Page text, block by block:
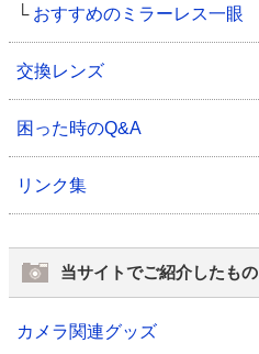
└ おすすめのミラーレス一眼
交換レンズ
困った時のQ&A
リンク集
当サイトでご紹介したもの
カメラ関連グッズ